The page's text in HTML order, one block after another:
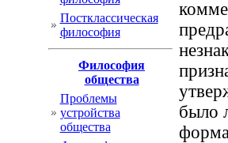
Постклассическая
философия
Философия
общества
Проблемы
устройства
общества
было